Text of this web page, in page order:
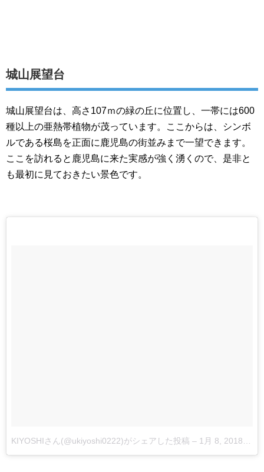
城山展望台
城山展望台は、高さ107ｍの緑の丘に位置し、一帯には600
種以上の亜熱帯植物が茂っています。ここからは、シンボ
ルである桜島を正面に鹿児島の街並みまで一望できます。
ここを訪れると鹿児島に来た実感が強く湧くので、是非と
も最初に見ておきたい景色です。
KIYOSHIさん(@ukiyoshi0222)がシェアした投稿 – 1月 8, 2018 at 2:32午前 PST